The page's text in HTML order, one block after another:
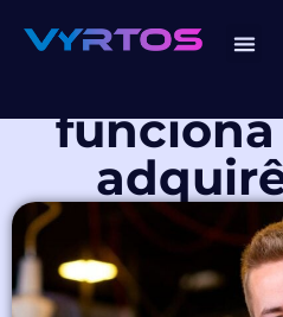
O que é